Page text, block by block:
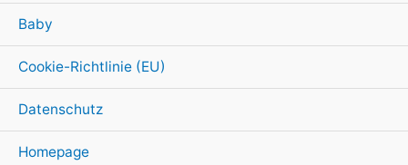
Baby
Cookie-Richtlinie (EU)
Datenschutz
Homepage